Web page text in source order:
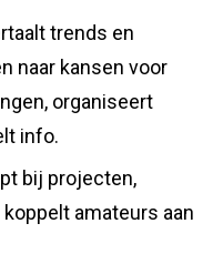
trends en
naar kansen voor
organiseert
info.
bij projecten,
amateurs aan